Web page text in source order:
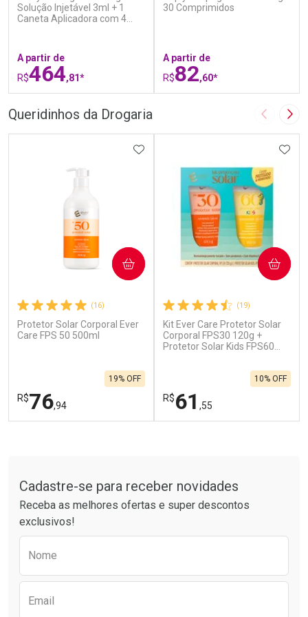
Solução Injetável 3ml + 1
Caneta Aplicadora com 4
A partir de
R$464,81*
Ativar Desconto
Por R$ 664,02/cada
30 Comprimidos
A partir de
R$82,60*
Ativar Desconto
Por R$ 137,66/cada
Comprar sem Desconto
Queridinhos da Drogaria Imagem
(16)
Protetor Solar Corporal Ever
Care FPS 50 500ml
R$76,94
19% OFF
ADICIONAR AOS FAVORITOS
COMPRAR
Laboratório
Por Menos
(19)
Kit Ever Care Protetor Solar
Corporal FPS30 120g +
Protetor Solar Kids FPS60
R$61 ,55
10% OFF
COMPRAR
Laboratório
Por Menos
Cadastre-se para receber novidades
Receba as melhores ofertas e super descontos
exclusivos!
Nome
Email